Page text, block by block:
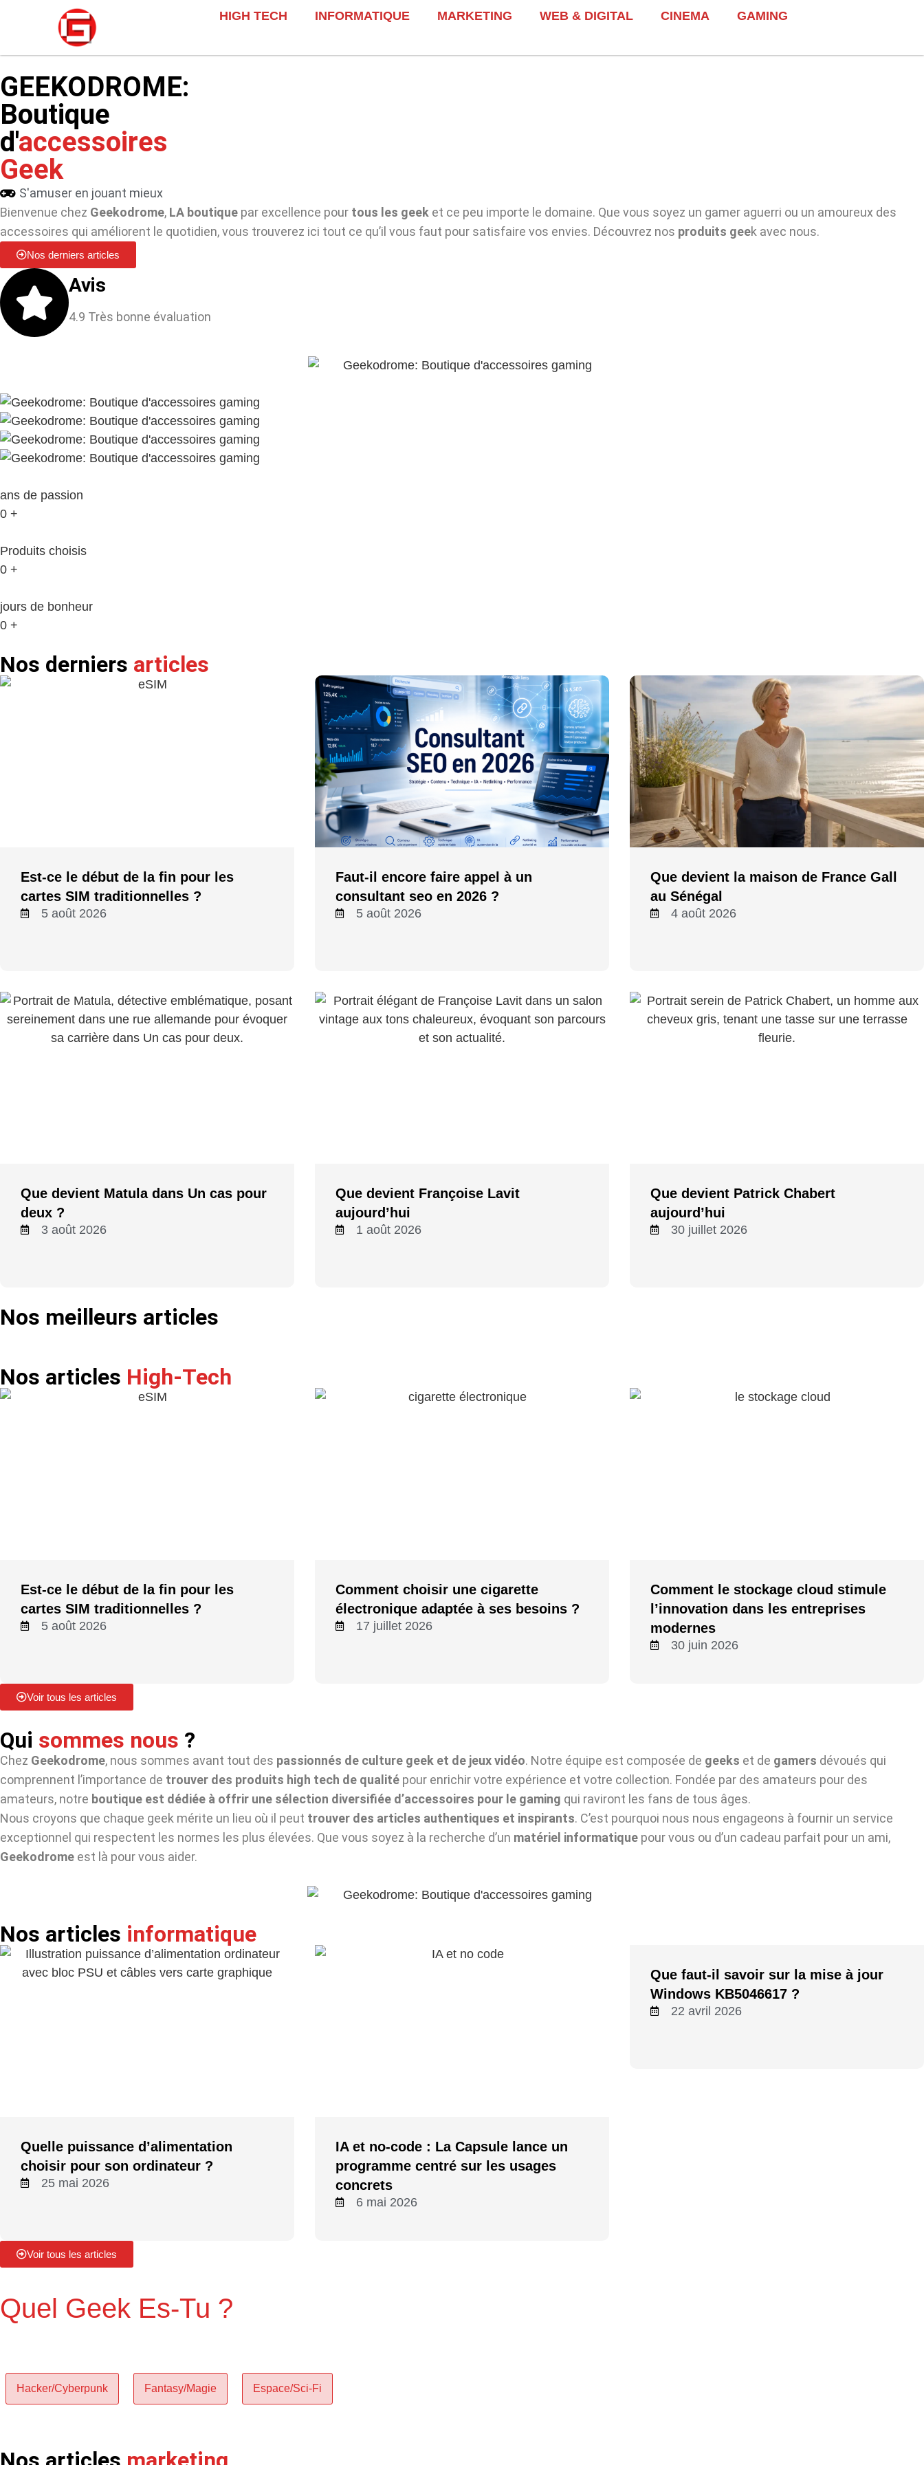
HIGH TECH INFORMATIQUE MARKETING WEB & DIGITAL CINEMA GAMING
GEEKODROME:
Boutique
d'accessoires
Geek
S'amuser en jouant mieux
Bienvenue chez Geekodrome, LA boutique par excellence pour tous les geek et ce peu importe le domaine. Que vous soyez un gamer aguerri ou un amoureux des
accessoires qui améliorent le quotidien, vous trouverez ici tout ce qu’il vous faut pour satisfaire vos envies. Découvrez nos produits geek avec nous.
Nos derniers articles
Avis
4.9 Très bonne évaluation
ans de passion
0 +
Produits choisis
0 +
jours de bonheur
0 +
Nos derniers articles
Est-ce le début de la fin pour les
cartes SIM traditionnelles ?
5 août 2026
Faut-il encore faire appel à un
consultant seo en 2026 ?
5 août 2026
Que devient la maison de France Gall
au Sénégal
4 août 2026
Que devient Matula dans Un cas pour
deux ?
3 août 2026
Que devient Françoise Lavit
aujourd’hui
1 août 2026
Que devient Patrick Chabert
aujourd’hui
30 juillet 2026
Nos meilleurs articles
Nos articles High-Tech
Est-ce le début de la fin pour les
cartes SIM traditionnelles ?
5 août 2026
Comment choisir une cigarette
électronique adaptée à ses besoins ?
17 juillet 2026
Comment le stockage cloud stimule
l’innovation dans les entreprises
modernes
30 juin 2026
Voir tous les articles
Qui sommes nous ?
Chez Geekodrome, nous sommes avant tout des passionnés de culture geek et de jeux vidéo. Notre équipe est composée de geeks et de gamers dévoués qui
comprennent l’importance de trouver des produits high tech de qualité pour enrichir votre expérience et votre collection. Fondée par des amateurs pour des
amateurs, notre boutique est dédiée à offrir une sélection diversifiée d’accessoires pour le gaming qui raviront les fans de tous âges.
Nous croyons que chaque geek mérite un lieu où il peut trouver des articles authentiques et inspirants. C’est pourquoi nous nous engageons à fournir un service
exceptionnel qui respectent les normes les plus élevées. Que vous soyez à la recherche d’un matériel informatique pour vous ou d’un cadeau parfait pour un ami,
Geekodrome est là pour vous aider.
Nos articles informatique
Quelle puissance d’alimentation
choisir pour son ordinateur ?
25 mai 2026
IA et no-code : La Capsule lance un
programme centré sur les usages
concrets
6 mai 2026
Que faut-il savoir sur la mise à jour
Windows KB5046617 ?
22 avril 2026
Voir tous les articles
Quel Geek Es-Tu ?
Hacker/Cyberpunk Fantasy/Magie Espace/Sci-Fi